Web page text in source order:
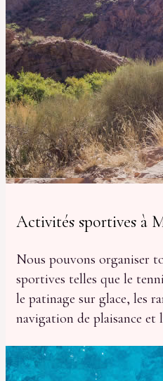
Activités sportives à
Nous pouvons organiser
sportives telles que le
le patinage sur glace, les
navigation de plaisance et